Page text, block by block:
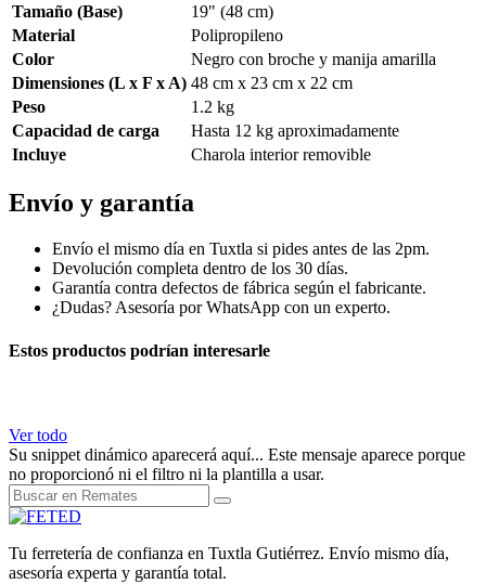
Tamaño (Base)
19" (48 cm)
Material
Polipropileno
Color
Negro con broche y manija amarilla
Dimensiones (L x F x A) 48 cm x 23 cm x 22 cm
Peso
1.2 kg
Capacidad de carga
Hasta 12 kg aproximadamente
Incluye
Charola interior removible
Envío y garantía
Envío el mismo día en Tuxtla si pides antes de las 2pm.
Devolución completa dentro de los 30 días.
Garantía contra defectos de fábrica según el fabricante.
¿Dudas? Asesoría por WhatsApp con un experto.
Estos productos podrían interesarle
Ver todo
Su snippet dinámico aparecerá aquí... Este mensaje aparece porque
no proporcionó ni el filtro ni la plantilla a usar.
Tu ferretería de confianza en Tuxtla Gutiérrez. Envío mismo día,
asesoría experta y garantía total.